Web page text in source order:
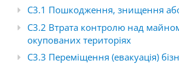
C3.1 Пошкодження, знищення або
C3.2 Втрата контролю над
окупованих територіях
C3.3 Переміщення (евакуація)